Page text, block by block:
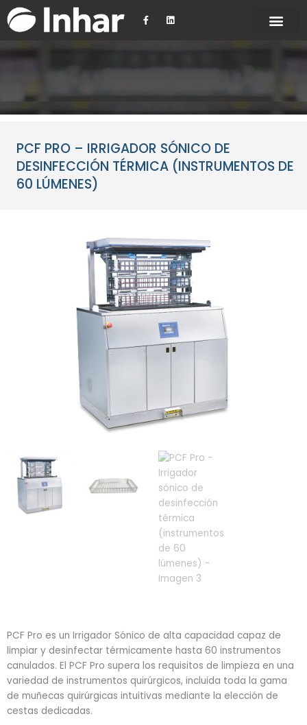
al
contenido
F
a
o
f
L
i
i
PCF PRO – IRRIGADOR SÓNICO DE
DESINFECCIÓN TÉRMICA (INSTRUMENTOS DE
60 LÚMENES)
PCF Pro es un Irrigador Sónico de alta capacidad capaz de
limpiar y desinfectar térmicamente hasta 60 instrumentos
canulados. El PCF Pro supera los requisitos de limpieza en una
variedad de instrumentos quirúrgicos, incluida toda la gama
de muñecas quirúrgicas intuitivas mediante la elección de
cestas dedicadas.